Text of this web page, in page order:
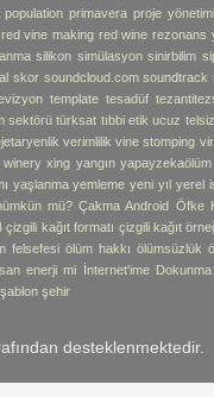
population primavera proje yönetimi
red vine making red wine rezonans
silikon simülasyon sinirbilim
skor soundcloud.com soundtrack
template tesadüf
sektörü türksat tıbbi etik ucuz telsiz
verimlilik vine stomping
winery xing yangın yapayzekaölüm
yaşlanma yemleme yeni yıl yerel
mü? Çakma Android Öfke
çizgili kağıt formatı çizgili kağıt
felsefesi ölüm hakkı ölümsüzlük
enerji mi İnternet'ime Dokunma
şablon şehir
desteklenmektedir.